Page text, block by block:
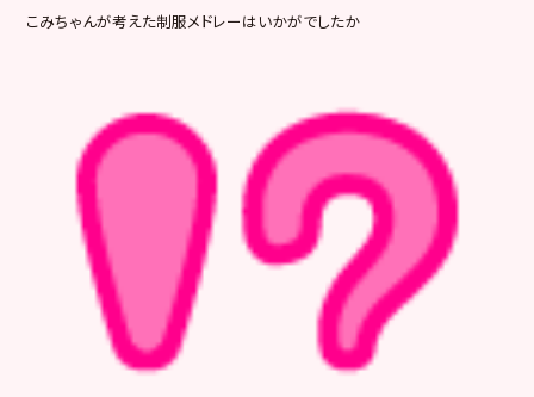
こみちゃんが考えた制服メドレーはいかがでしたか